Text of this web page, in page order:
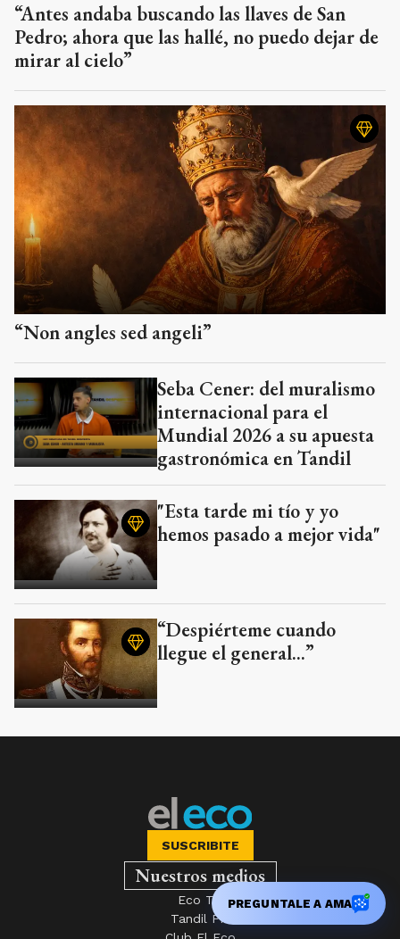
“Antes andaba buscando las llaves de San
Pedro; ahora que las hallé, no puedo dejar de
mirar al cielo”
“Non angles sed angeli”
Seba Cener: del muralismo
internacional para el
Mundial 2026 a su apuesta
gastronómica en Tandil
"Esta tarde mi tío y yo
hemos pasado a mejor vida"
“Despiérteme cuando
llegue el general...”
SUSCRIBITE
Nuestros medios
Eco TV
Tandil FM
PREGUNTALE A AMA